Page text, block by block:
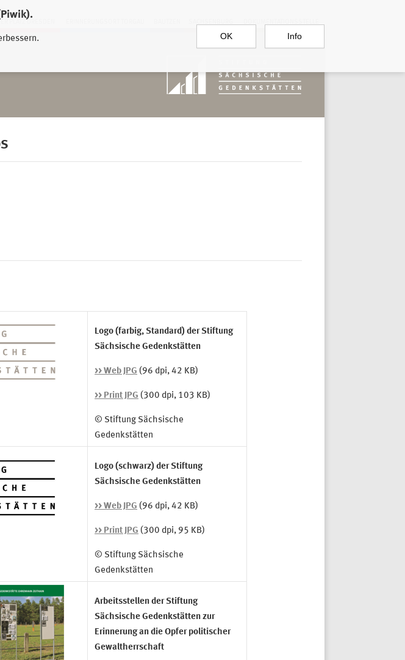
OK Info
PLATZ DRESDEN
Logo (farbig, Standard) der Stiftung
Sächsische Gedenkstätten
>> Web JPG (96 dpi, 42 KB)
>> Print JPG (300 dpi, 103 KB)
© Stiftung Sächsische
Gedenkstätten
Logo (schwarz) der Stiftung
Sächsische Gedenkstätten
>> Web JPG (96 dpi, 42 KB)
>> Print JPG (300 dpi, 95 KB)
© Stiftung Sächsische
Gedenkstätten
Arbeitsstellen der Stiftung
Sächsische Gedenkstätten zur
Erinnerung an die Opfer politischer
Gewaltherrschaft